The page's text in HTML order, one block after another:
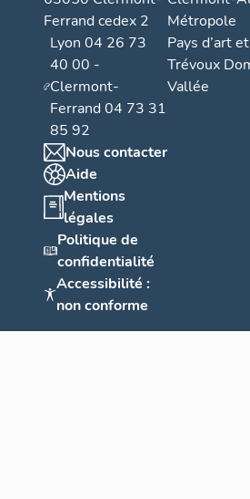
Ferrand cedex 2
Lyon 04 26 73
40 00 -
Clermont-
Ferrand 04 73 31
85 92
Nous contacter
Aide
Mentions
légales
Politique de
confidentialité
Accessibilité :
non conforme
Métropole
Pays d’art
Trévoux
Vallée